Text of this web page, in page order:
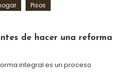
Pisos
de hacer una reforma
integral es un proceso